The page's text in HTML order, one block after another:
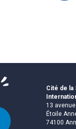
Cité de la
13
Étoile
74100